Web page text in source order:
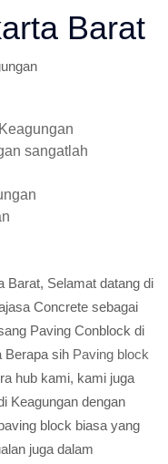
Barat
sangatlah
Barat, Selamat datang di
Concrete sebagai
Paving Conblock di
Berapa sih Paving block
hub kami, kami juga
Keagungan dengan
block biasa yang
juga dalam